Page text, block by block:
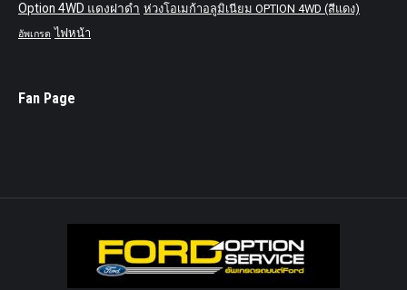
Option 4WD แดงฝาดำ ห่วงโอเมก้าอลูมิเนียม OPTION 4WD (สีแดง)
อัพเกรด ไฟหน้า
Fan Page